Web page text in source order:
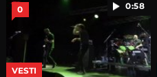
0:58
0
VESTI